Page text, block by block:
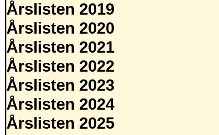
Årslisten 2019
Årslisten 2020
Årslisten 2021
Årslisten 2022
Årslisten 2023
Årslisten 2024
Årslisten 2025